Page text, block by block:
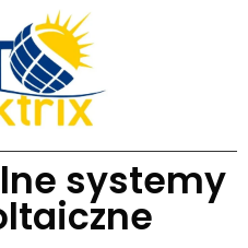
systemy